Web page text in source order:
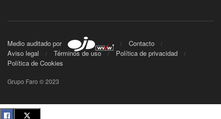
Medio auditado por
Contacto
Aviso legal
Términos de uso
Política de privacidad
Política de Cookies
Grupo Faro © 2023